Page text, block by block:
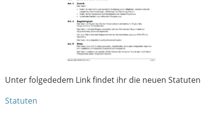
Unter folgededem Link findet ihr die neuen Statuten
Statuten